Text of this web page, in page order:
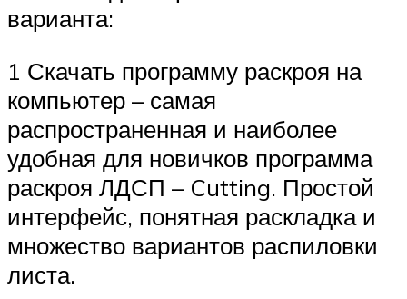
варианта:
1 Скачать программу раскроя на
компьютер – самая
распространенная и наиболее
удобная для новичков программа
раскроя ЛДСП – Cutting. Простой
интерфейс, понятная раскладка и
множество вариантов распиловки
листа.